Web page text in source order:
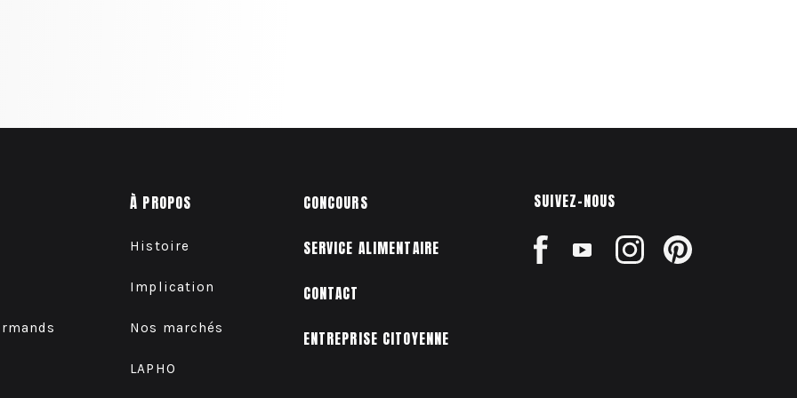
À PROPOS
Histoire
Implication
Nos marchés
LAPHO
CONCOURS
SERVICE ALIMENTAIRE
CONTACT
ENTREPRISE CITOYENNE
SUIVEZ-NOUS